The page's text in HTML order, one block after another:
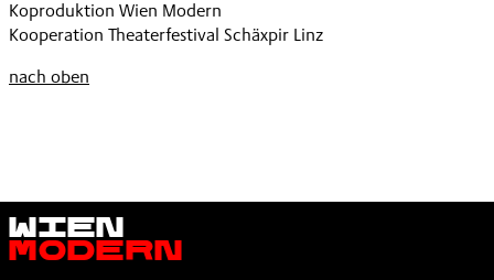
Koproduktion Wien Modern
Kooperation Theaterfestival Schäxpir Linz
nach oben
Wien
Modern